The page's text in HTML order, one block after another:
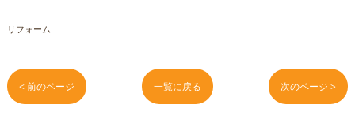
リフォーム
< 前のページ 一覧に戻る 次のページ >